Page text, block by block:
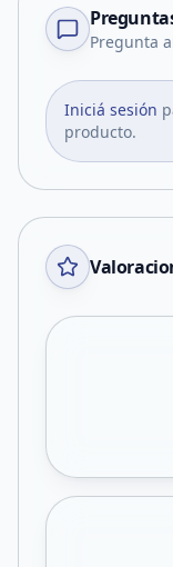
Pregunta
Iniciá sesión
producto.